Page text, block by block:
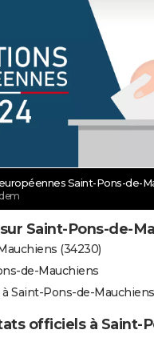
Saint-Pons-de-
Saint-Pons-de-
(34230)
de-Mauchiens
Saint-Pons-de-Mauchiens
officiels à Saint-